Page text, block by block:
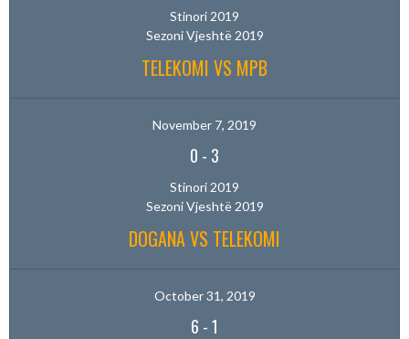
Stinori 2019
Sezoni Vjeshtë 2019
TELEKOMI VS MPB
November 7, 2019
0 - 3
Stinori 2019
Sezoni Vjeshtë 2019
DOGANA VS TELEKOMI
October 31, 2019
6 -1